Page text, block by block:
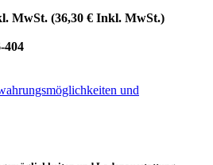
MwSt. (36,30 € Inkl. MwSt.)
404